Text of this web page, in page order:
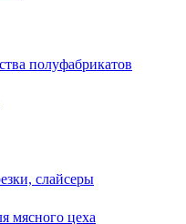
полуфабрикатов
слайсеры
мясного цеха